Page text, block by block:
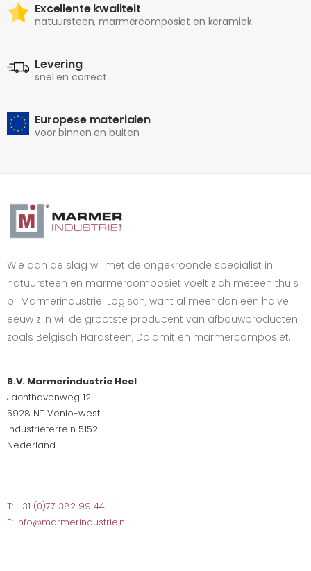
Excellente kwaliteit
natuursteen, marmercomposiet en keramiek
Levering
snel en correct
Europese materialen
voor binnen en buiten
Wie aan de slag wil met de ongekroonde specialist in
natuursteen en marmercomposiet voelt zich meteen thuis
bij Marmerindustrie. Logisch, want al meer dan een halve
eeuw zijn wij de grootste producent van afbouwproducten
zoals Belgisch Hardsteen, Dolomit en marmercomposiet.
B.V. Marmerindustrie Heel
Jachthavenweg 12
5928 NT Venlo-west
Industrieterrein 5152
Nederland
T: +31 (0)77 382 99 44
E: info@marmerindustrie.nl